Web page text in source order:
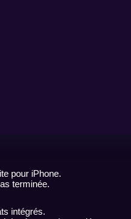
pour iPhone.
terminée.
intégrés.